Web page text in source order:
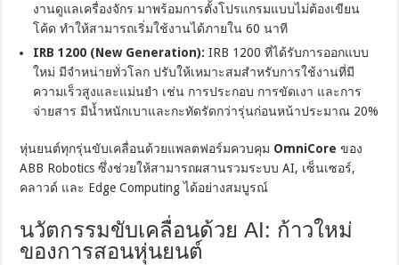
งานดูแลเครื่องจักร มาพร้อมการตั้งโปรแกรมแบบไม่ต้องเขียน
โค้ด ทำให้สามารถเริ่มใช้งานได้ภายใน 60 นาที
IRB 1200 (New Generation): IRB 1200 ที่ได้รับการออกแบบ
ใหม่ มีจำหน่ายทั่วโลก ปรับให้เหมาะสมสำหรับการใช้งานที่มี
ความเร็วสูงและแม่นยำ เช่น การประกอบ การขัดเงา และการ
จ่ายสาร มีน้ำหนักเบาและกะทัดรัดกว่ารุ่นก่อนหน้าประมาณ 20%
หุ่นยนต์ทุกรุ่นขับเคลื่อนด้วยแพลตฟอร์มควบคุม OmniCore ของ
ABB Robotics ซึ่งช่วยให้สามารถผสานรวมระบบ AI, เซ็นเซอร์,
คลาวด์ และ Edge Computing ได้อย่างสมบูรณ์
นวัตกรรมขับเคลื่อนด้วย AI: ก้าวใหม่
ของการสอนหุ่นยนต์